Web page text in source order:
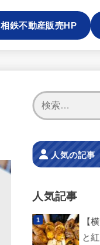
相鉄不動産販売HP
人気の記事
人気記事
【
と